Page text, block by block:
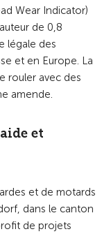
Wear Indicator)
de 0,8
légale des
et en Europe. La
rouler avec des
amende.
et
et de motards
dans le canton
de projets